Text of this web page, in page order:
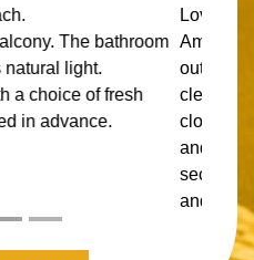
staff all spoke
was lovely and
outside balcony had a
amazing huge choice
Parking was easy and
distance to a beach